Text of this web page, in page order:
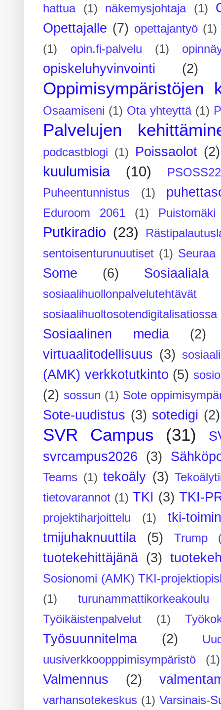
hattua (1) näkemysjohtaja (1)
Opettajalle (7) opettajantyö (1)
(1)
opin.fi-palvelu (1)
opiskeluhyvinvointi (2)
Oppimisympäristöjen
Osaamiseni (1) Ota yhteyttä (1)
Palvelujen
podcastblogi (1) Poissaolot (2)
kuulumisia (10)
Puheentunnistus
(1)
Eduroom 2061 (1)
Putkiradio (23)
sentoisenturunuutiset (1) Seuraa
Some (6) Sosiaaliala
sosiaalihuollonpalvelutehtävät
sosiaalihuoltosotendigitalisatiossa
Sosiaalinen media
(2)
virtuaalitodellisuus (3)
(AMK) verkkotutkinto (5)
(2) sossun (1) Sote
Sote-uudistus (3) sotedigi (2)
SVR Campus (31)
svrcampus2026
(3)
Teams (1) tekoäly (3)
tietovarannot (1) TKI (3) TKI-
projektiharjoittelu (1)
tki-
tmijuhaknuuttila
(5) Trump
tuotekehittäjänä (3)
Sosionomi (AMK) TKI-
(1)
turunammattikorkeakoulu
Työikäistenpalvelut
(1)
Työsuunnitelma (2)
uusiverkkoopppimisympäristö
(1)
Valmennus (2)
varhansotekeskus (1) Varsinais-